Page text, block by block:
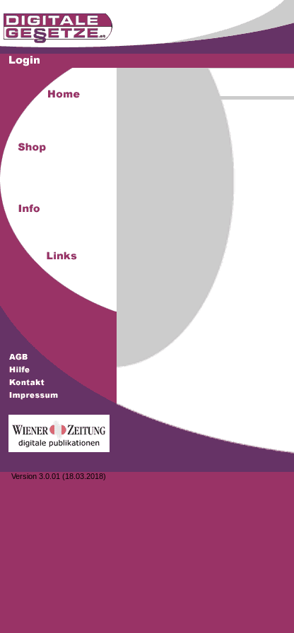
Version 3.0.01 (18.03.2018)